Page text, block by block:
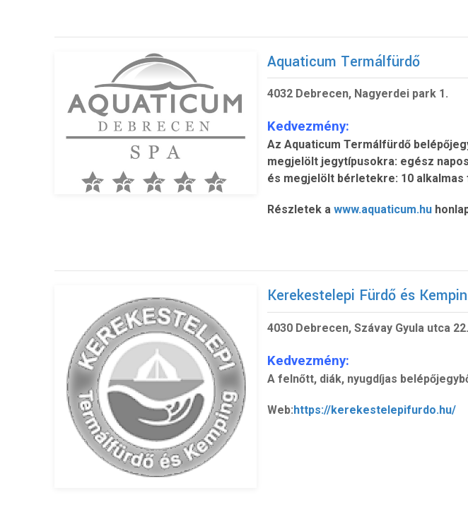
Aquaticum Termálfürdő
4032 Debrecen, Nagyerdei park 1.
Kedvezmény:
Az Aquaticum Termálfürdő
megjelölt jegytípusokra: egész
és megjelölt bérletekre: 10
Részletek awww.aquaticum.hu
Kerekestelepi Fürdő és
4030 Debrecen, Szávay Gyula utca 22.
Kedvezmény:
A felnőtt, diák, nyugdíjas
Web:https://kerekestelepifurdo.hu/